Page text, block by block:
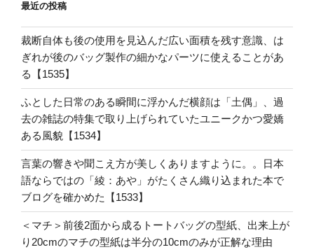
最近の投稿
裁断自体も後の使用を見込んだ広い面積を残す意識、は
ぎれが後のバッグ製作の細かなパーツに使えることがあ
る【1535】
ふとした日常のある瞬間に浮かんだ横顔は「土偶」、過
去の雑誌の特集で取り上げられていたユニークかつ愛嬌
ある風貌【1534】
言葉の響きや聞こえ方が美しくありますように。。日本
語ならではの「綾：あや」がたくさん織り込まれた本で
ブログを確かめた【1533】
＜マチ＞前後2面から成るトートバッグの型紙、出来上が
り20cmのマチの型紙は半分の10cmのみが正解な理由